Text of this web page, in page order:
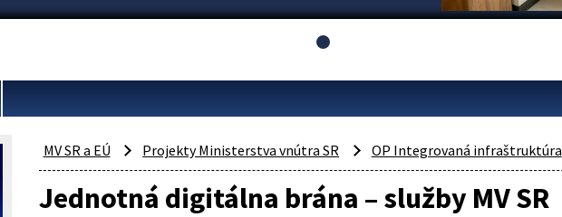
MV SR a EÚ Projekty Ministerstva vnútra SR OP Integrovaná infraštruktúra
Jednotná digitálna brána – služby MV SR